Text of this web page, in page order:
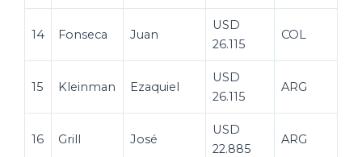
14 Fonseca Juan
USD
26.115
COL
15 Kleinman Ezaquiel
USD
26.115
ARG
16 Grill José
USD
22.885
ARG